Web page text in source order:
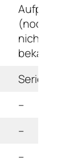
Aufpreis
(noch
nicht
bekannt)
Serie
–
–
–